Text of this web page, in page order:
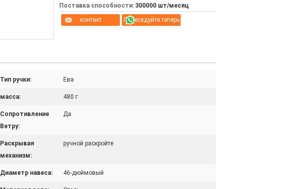
Поставка способности: 300000 шт/месяц
контакт
Побеседуйте теперь
Тип ручки: Ева
масса: 480 г
Сопротивление
Ветру:
Да
Раскрывая
механизм:
ручной раскройте
Диаметр навеса: 46-дюймовый